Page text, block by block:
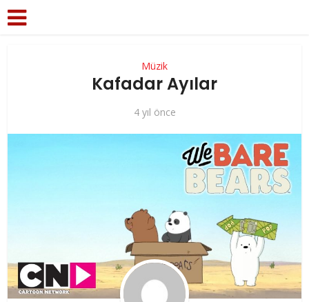
Müzik
Kafadar Ayılar
4 yıl önce